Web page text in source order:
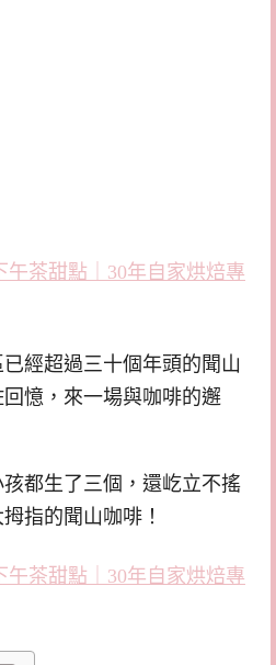
經超過三十個年頭的聞山
憶，來一場與咖啡的邂
都生了三個，還屹立不搖
指的聞山咖啡！